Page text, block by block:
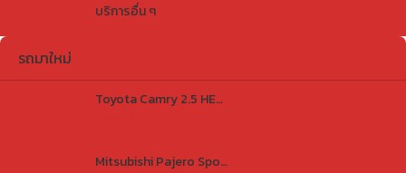
บริการอื่น ๆ
รถมาใหม่
Toyota Camry 2.5 HEV Premium Luxury E-CVT 2023
Mitsubishi Pajero Sport 2.5 GT 4WD 2012